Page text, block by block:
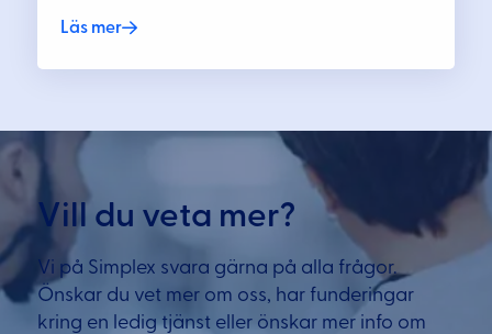
Läs mer
Vill du veta mer?
Vi på Simplex svara gärna på alla frågor.
Önskar du vet mer om oss, har funderingar
kring en ledig tjänst eller önskar mer info om